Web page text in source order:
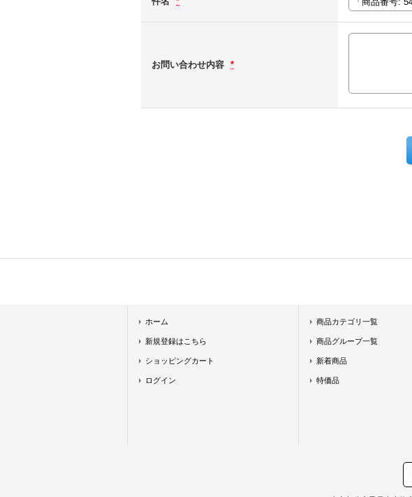
お問い合わせ内容 *
ホーム
新規登録はこちら
ショッピングカート
ログイン
商品カテゴリ一覧
商品グループ一覧
新着商品
特価品